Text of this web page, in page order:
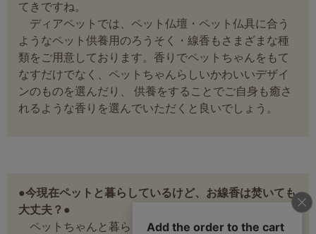
てきですね。
ディアペットでは、ペット仏壇・ペット仏具に合う
ようなペット供養用のろうそく・線香もさまざまな種
類をご用意しております。香りでペットちゃんをもて
なすだけでなく、ペットちゃんらしいかわいいデザイ
ンのものを選んだり、 供養をすることでご自身も癒さ
れるような香りを選んでいただくと良いでしょう。
●今現在ペットと暮らしているけど、お線香は焚いても
大丈夫？●
ペットちゃんと暮らしていると、お線香を焚いても